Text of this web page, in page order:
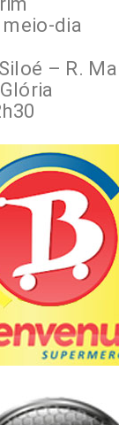
meio-dia
– R.